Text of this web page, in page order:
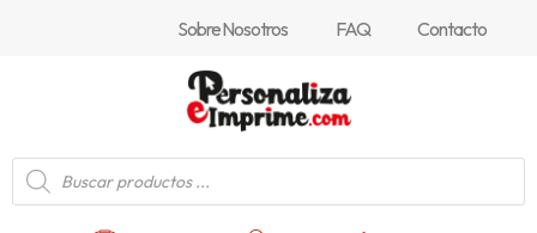
Sobre Nosotros FAQ Contacto
Búsqueda
de
productos